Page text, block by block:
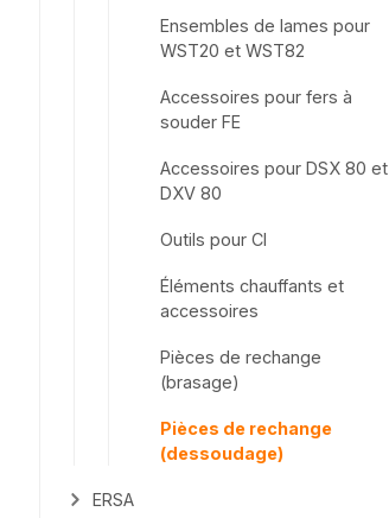
Ensembles de lames pour
WST20 et WST82
Accessoires pour fers à
souder FE
Accessoires pour DSX 80 et
DXV 80
Outils pour CI
Éléments chauffants et
accessoires
Pièces de rechange
(brasage)
Pièces de rechange
(dessoudage)
ERSA